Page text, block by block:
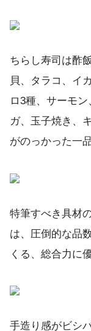
ちらし寿司は酢
貝、タラコ、イ
ロ3種、サーモ
ガ、玉子焼き、
がのっかった一品
特筆すべき具材
は、圧倒的な品
くる、総合力に
手造り感がビシ